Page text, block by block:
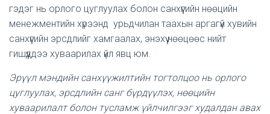
гэдэг нь орлого цуглуулах болон санхүүгийн нөөцийн
менежментийн хүрээнд урьдчилан таахын аргагүй хувийн
санхүүгийн эрсдлийг хамгаалах, энэхүү нөөцөөс нийт
гишүүддээ хуваарилах үйл явц юм.
Эрүүл мэндийн санхүүжилтийн тогтолцоо нь орлого
цуглуулах, эрсдлийн санг бүрдүүлэх, нөөцийн
хуваарилалт болон тусламж үйлчилгээг худалдан авах